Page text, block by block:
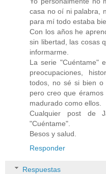
casa no oí ni palabra,
para mí todo estaba
Con los años he
sin libertad, las cosas
informarme.
La serie "Cuéntame"
preocupaciones,
todos, no sé si bien o
pero creo que
madurado como ellos.
Cualquier post de
"Cuéntame".
Besos y salud.
Responder
Respuestas